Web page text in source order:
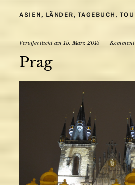
ASIEN, LÄNDER, TAGEBUCH ,
Veröffentlicht am 15. März 2015
Prag